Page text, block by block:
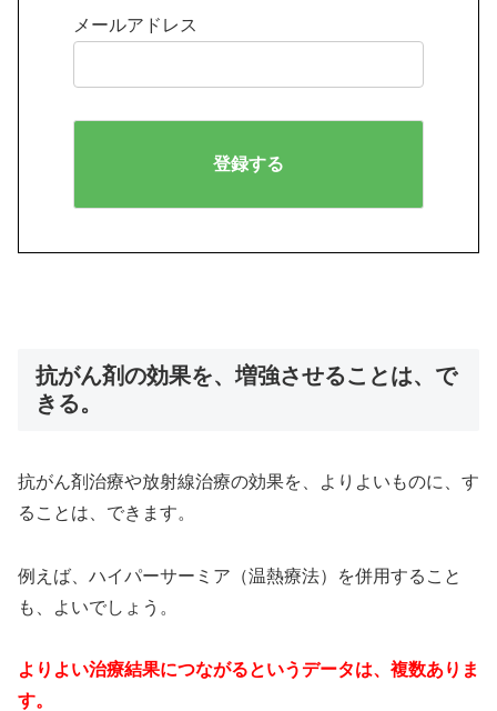
メールアドレス
抗がん剤の効果を、増強させることは、で
きる。
抗がん剤治療や放射線治療の効果を、よりよいものに、す
ることは、できます。
例えば、ハイパーサーミア（温熱療法）を併用すること
も、よいでしょう。
よりよい治療結果につながるというデータは、複数ありま
す。